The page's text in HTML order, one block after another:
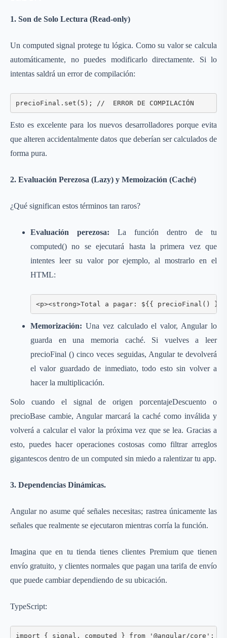
1. Son de Solo Lectura (Read-only)
Un computed signal protege tu lógica. Como su valor se calcula
automáticamente, no puedes modificarlo directamente. Si lo
intentas saldrá un error de compilación:
precioFinal.set(5); //  ERROR DE COMPILACIÓN
Esto es excelente para los nuevos desarrolladores porque evita
que alteren accidentalmente datos que deberían ser calculados de
forma pura.
2. Evaluación Perezosa (Lazy) y Memoización (Caché)
¿Qué significan estos términos tan raros?
Evaluación perezosa: La función dentro de tu
computed() no se ejecutará hasta la primera vez que
intentes leer su valor por ejemplo, al mostrarlo en el
HTML:
<p><strong>Total a pagar: ${{ precioFinal()
Memorización: Una vez calculado el valor, Angular lo
guarda en una memoria caché. Si vuelves a leer
precioFinal () cinco veces seguidas, Angular te devolverá
el valor guardado de inmediato, todo esto sin volver a
hacer la multiplicación.
Solo cuando el signal de origen porcentajeDescuento o
precioBase cambie, Angular marcará la caché como inválida y
volverá a calcular el valor la próxima vez que se lea. Gracias a
esto, puedes hacer operaciones costosas como filtrar arreglos
gigantescos dentro de un computed sin miedo a ralentizar tu app.
3. Dependencias Dinámicas.
Angular no asume qué señales necesitas; rastrea únicamente las
señales que realmente se ejecutaron mientras corría la función.
Imagina que en tu tienda tienes clientes Premium que tienen
envío gratuito, y clientes normales que pagan una tarifa de envío
que puede cambiar dependiendo de su ubicación.
TypeScript:
import { signal, computed } from '@angular/core';